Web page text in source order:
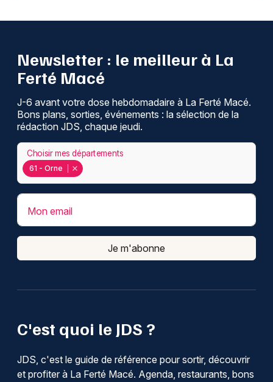
C'est quoi le JDS ?
JDS, c'est le guide de référence pour sortir, découvrir
et profiter à La Ferté Macé. Agenda, restaurants, bons
Newsletter : le meilleur à La
Ferté Macé
J-6 avant votre dose hebdomadaire à La Ferté Macé.
Bons plans, sorties, événements : la sélection de la
rédaction JDS, chaque jeudi.
61 - Orne
Choisir mes départements
Mon email
Je m'abonne